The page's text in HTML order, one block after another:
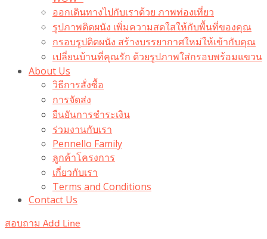
ออกเดินทางไปกับเราด้วย ภาพท่องเที่ยว
รูปภาพติดผนัง เพิ่มความสดใสให้กับพื้นที่ของคุณ
กรอบรูปติดผนัง สร้างบรรยากาศใหม่ให้เข้ากับคุณ
เปลี่ยนบ้านที่คุณรัก ด้วยรูปภาพใส่กรอบพร้อมแขวน​
About Us
วิธีการสั่งซื้อ
การจัดส่ง
ยืนยันการชำระเงิน
ร่วมงานกับเรา
Pennello Family
ลูกค้าโครงการ
เกี่ยวกับเรา
Terms and Conditions
Contact Us
สอบถาม Add Line